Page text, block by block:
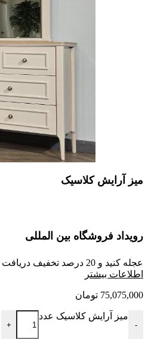
میز آرایش کلاسیک
رویداد فروشگاه بین المللی
عجله کنید و 20 درصد تخفیف دریافت کنید.
طلاعات بیشتر
75,075,000 تومان
-
میز آرایش کلاسیک عدد
+